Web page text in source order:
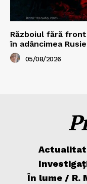
Războiul fără
în adâncimea
05/08/2026
În lume / R.